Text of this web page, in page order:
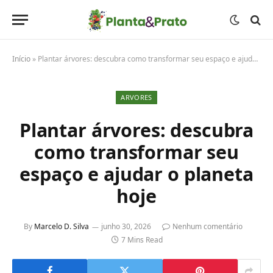
Início » Plantar árvores: descubra como transformar seu espaço e ajudar o planeta hoje
ARVORES
Plantar árvores: descubra
como transformar seu
espaço e ajudar o planeta
hoje
By Marcelo D. Silva junho 30, 2026
Nenhum comentário
7 Mins Read